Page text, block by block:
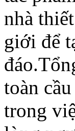
nhà
giới để
toàn
trong